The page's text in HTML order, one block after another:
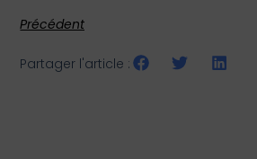
Précédent
Partager l'article :